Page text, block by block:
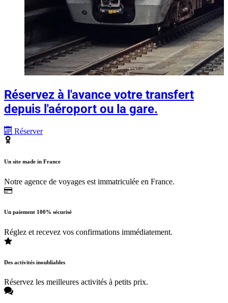
Réservez à l'avance votre transfert
depuis l'aéroport ou la gare.
Réserver
Un site made in France
Notre agence de voyages est immatriculée en France.
Un paiement 100% sécurisé
Réglez et recevez vos confirmations immédiatement.
Des activités inoubliables
Réservez les meilleures activités à petits prix.